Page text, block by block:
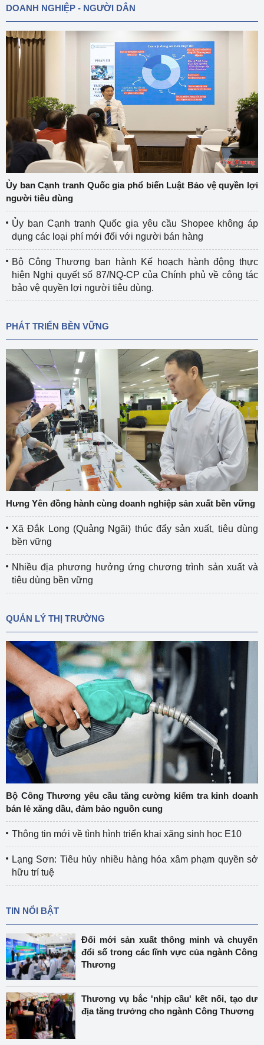
DOANH NGHIỆP - NGƯỜI DÂN
Ủy ban Cạnh tranh Quốc gia phổ biến Luật Bảo vệ quyền lợi
người tiêu dùng
Ủy ban Cạnh tranh Quốc gia yêu cầu Shopee không áp
dụng các loại phí mới đối với người bán hàng
Bộ Công Thương ban hành Kế hoạch hành động thực
hiện Nghị quyết số 87/NQ-CP của Chính phủ về công tác
bảo vệ quyền lợi người tiêu dùng.
PHÁT TRIỂN BỀN VỮNG
Hưng Yên đồng hành cùng doanh nghiệp sản xuất bền vững
Xã Đắk Long (Quảng Ngãi) thúc đẩy sản xuất, tiêu dùng
bền vững
Nhiều địa phương hưởng ứng chương trình sản xuất và
tiêu dùng bền vững
QUẢN LÝ THỊ TRƯỜNG
Bộ Công Thương yêu cầu tăng cường kiểm tra kinh doanh
bán lẻ xăng dầu, đảm bảo nguồn cung
Thông tin mới về tình hình triển khai xăng sinh học E10
Lạng Sơn: Tiêu hủy nhiều hàng hóa xâm phạm quyền sở
hữu trí tuệ
TIN NỔI BẬT
Đổi mới sản xuất thông minh và chuyển
đổi số trong các lĩnh vực của ngành Công
Thương
Thương vụ bắc 'nhịp cầu' kết nối, tạo dư
địa tăng trưởng cho ngành Công Thương